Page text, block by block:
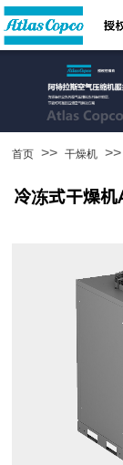
首页 >> 干燥机 >>
冷冻式干燥机